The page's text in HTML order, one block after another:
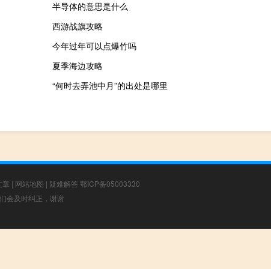
半导体的意思是什么
西游战旗攻略
今年过年可以点爆竹吗
夏季海边攻略
“何时去弄池中月”的出处是哪里
章 | 网站地图 | 疑难解答 鄂ICP备05003330
会及时纠正，谢谢